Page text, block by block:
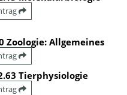
Zoologie: Allgemeines
Tierphysiologie